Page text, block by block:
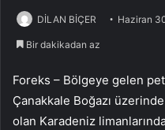
DİLAN BİÇER Haziran
Bir dakikadan az
Foreks – Bölgeye gelen
Çanakkale Boğazı
olan Karadeniz